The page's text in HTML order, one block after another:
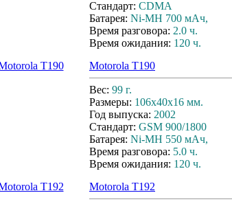
Стандарт: CDMA
Батарея: Ni-MH 700 мАч,
Время разговора: 2.0 ч.
Время ожидания: 120 ч.
Motorola T190
Вес: 99 г.
Размеры: 106x40x16 мм.
Год выпуска: 2002
Стандарт: GSM 900/1800
Батарея: Ni-MH 550 мАч,
Время разговора: 5.0 ч.
Время ожидания: 120 ч.
Motorola T192